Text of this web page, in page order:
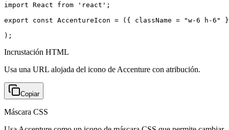
import React from 'react';
export const AccentureIcon = ({ className = "w-6 h-
);
Incrustación HTML
Usa una URL alojada del icono de Accenture con atribución.
Copiar
Máscara CSS